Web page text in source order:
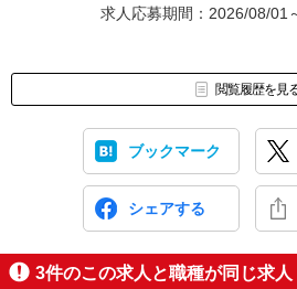
求人応募期間：2026/08/01
閲覧履歴を見
ブックマーク
シェアする
3件のこの求人と職種が同じ求人